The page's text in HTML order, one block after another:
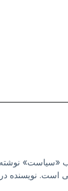
«سیاست» نوشته
است. نویسنده